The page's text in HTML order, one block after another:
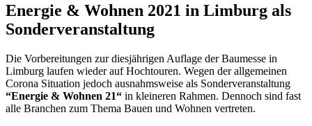
Energie & Wohnen 2021 in Limburg als
Sonderveranstaltung
Die Vorbereitungen zur diesjährigen Auflage der Baumesse in
Limburg laufen wieder auf Hochtouren. Wegen der allgemeinen
Corona Situation jedoch ausnahmsweise als Sonderveranstaltung
“Energie & Wohnen 21“ in kleineren Rahmen. Dennoch sind fast
alle Branchen zum Thema Bauen und Wohnen vertreten.